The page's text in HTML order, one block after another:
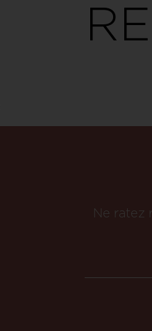
Ne ratez